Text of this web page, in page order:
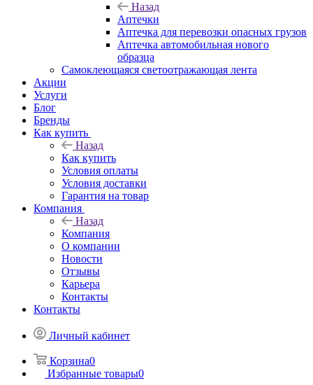
Назад
Аптечки
Аптечка для перевозки опасных грузов
Аптечка автомобильная нового
образца
Самоклеющаяся светоотражающая лента
Акции
Услуги
Блог
Бренды
Как купить
Назад
Как купить
Условия оплаты
Условия доставки
Гарантия на товар
Компания
Назад
Компания
О компании
Новости
Отзывы
Карьера
Контакты
Контакты
Личный кабинет
Корзина0
Избранные товары0